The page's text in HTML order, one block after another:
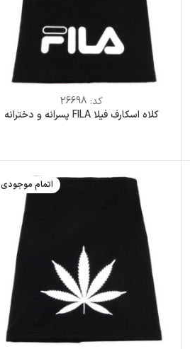
کد: 26698
کلاه اسکارف فیلا FILA پسرانه و دخترانه
اتمام موجودی